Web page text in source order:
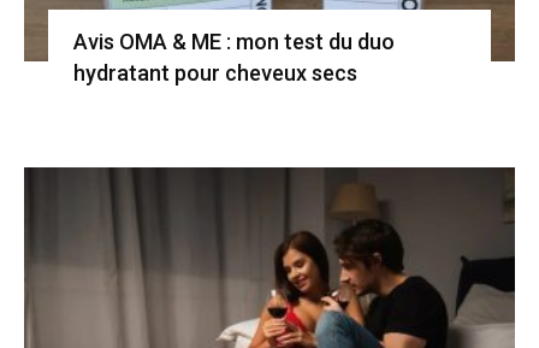
Avis OMA & ME : mon test du duo
hydratant pour cheveux secs